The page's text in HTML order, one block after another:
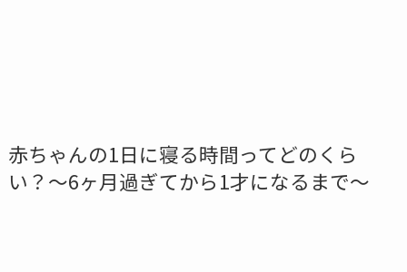
赤ちゃんの1日に寝る時間ってどのくら
い？〜6ヶ月過ぎてから1才になるまで〜